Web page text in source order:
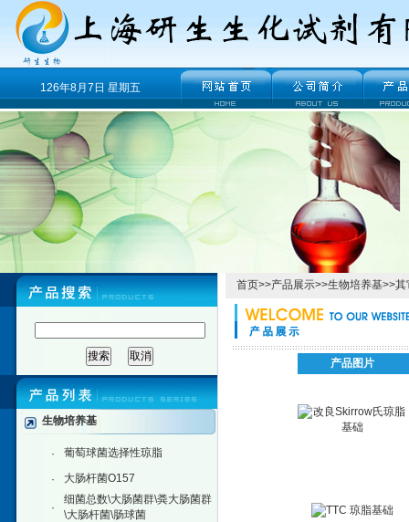
126年8月7日 星期五
生物培养基
· 葡萄球菌选择性琼脂
· 大肠杆菌O157
·
细菌总数\大肠菌群\粪大肠菌群
\大肠杆菌\肠球菌
首页>>产品展示>>生物培养基>>其
产品图片